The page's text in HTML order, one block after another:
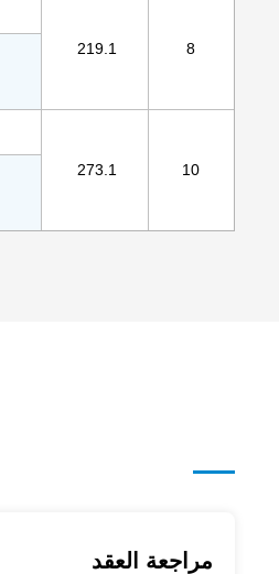
8
219.1
10
273.1
مراجعة العقد